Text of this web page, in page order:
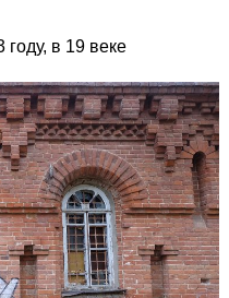
в 19 веке